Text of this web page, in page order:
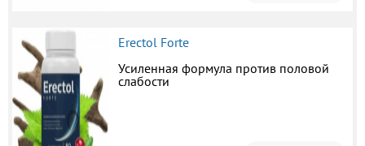
Erectol Forte
Усиленная формула против половой
слабости